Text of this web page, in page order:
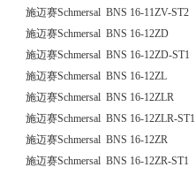
施迈赛Schmersal BNS 16-11ZV-ST2
施迈赛Schmersal BNS 16-12ZD
施迈赛Schmersal BNS 16-12ZD-ST1
施迈赛Schmersal BNS 16-12ZL
施迈赛Schmersal BNS 16-12ZLR
施迈赛Schmersal BNS 16-12ZLR-ST1
施迈赛Schmersal BNS 16-12ZR
施迈赛Schmersal BNS 16-12ZR-ST1